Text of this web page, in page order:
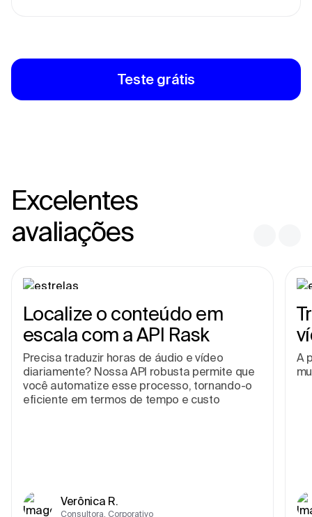
Teste grátis
Excelentes
avaliações
Localize o conteúdo em
escala com a API Rask
Precisa traduzir horas de áudio e vídeo
diariamente? Nossa API robusta permite que
você automatize esse processo, tornando-o
eficiente em termos de tempo e custo
Verônica R.
Consultora, Corporativo
A